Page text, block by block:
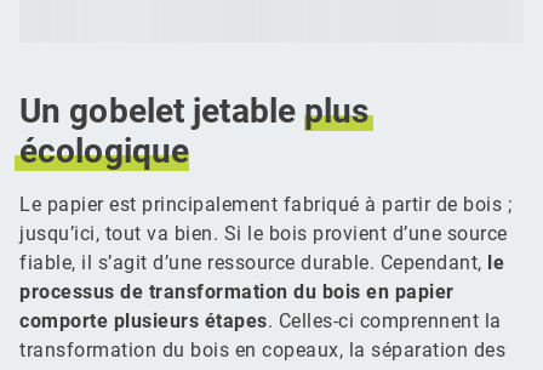
Un gobelet jetableplus
écologique
Le papier est principalement fabriqué à partir de bois ;
jusqu’ici, tout va bien. Si le bois provient d’une source
fiable, il s’agit d’une ressource durable. Cependant, le
processus de transformation du bois en papier
comporte plusieurs étapes. Celles-ci comprennent la
transformation du bois en copeaux, la séparation des